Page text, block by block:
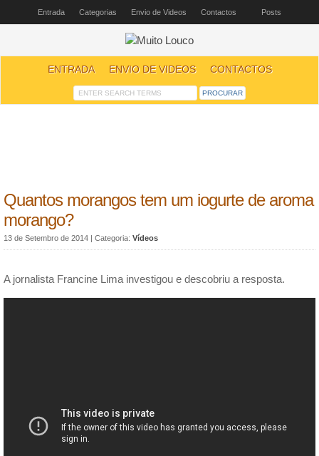
Entrada Categorias Envio de Videos Contactos Posts
ENTRADA ENVIO DE VIDEOS CONTACTOS
Quantos morangos tem um iogurte de aroma
morango?
13 de Setembro de 2014 | Categoria: Vídeos
A jornalista Francine Lima investigou e descobriu a resposta.